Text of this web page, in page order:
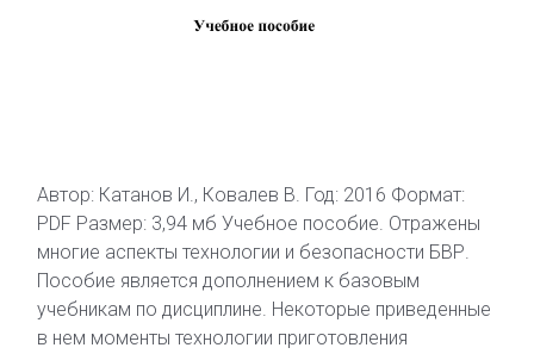
Автор: Катанов И., Ковалев В. Год: 2016 Формат:
PDF Размер: 3,94 мб Учебное пособие. Отражены
многие аспекты технологии и безопасности БВР.
Пособие является дополнением к базовым
учебникам по дисциплине. Некоторые приведенные
в нем моменты технологии приготовления